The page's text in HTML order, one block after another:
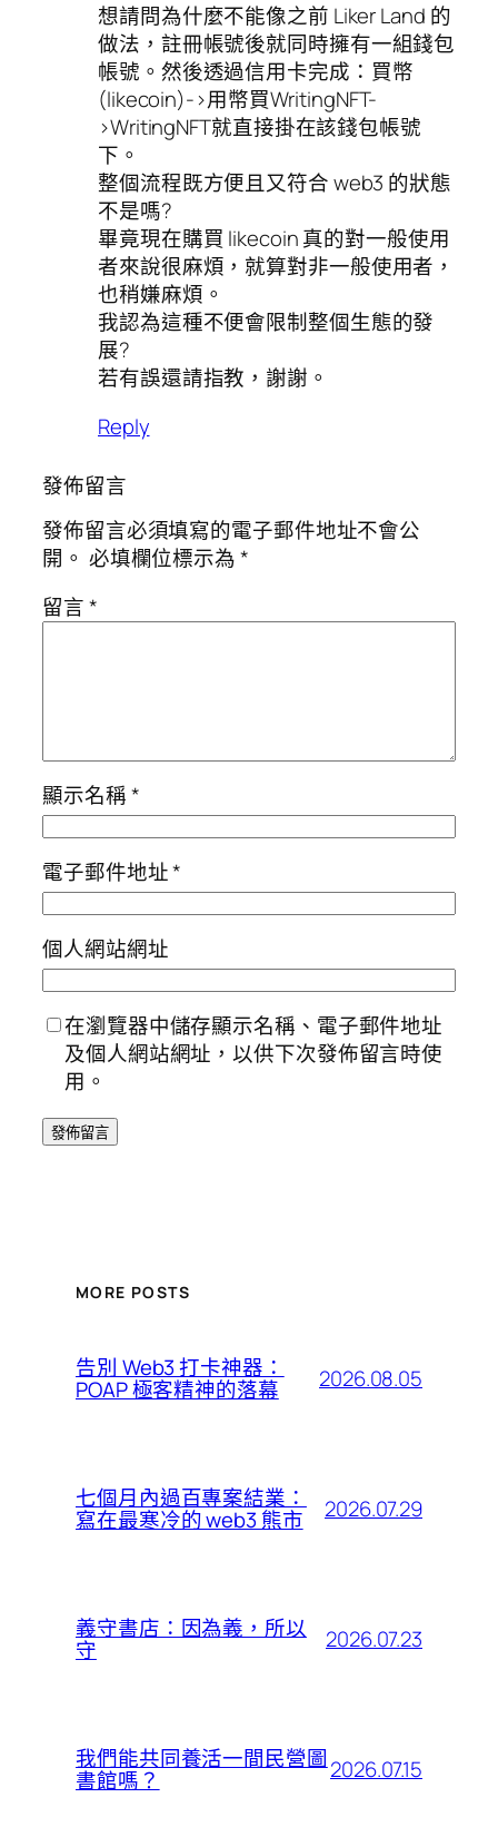
想請問為什麼不能像之前 Liker Land 的
做法，註冊帳號後就同時擁有一組錢包
帳號。然後透過信用卡完成：買幣
(likecoin)->用幣買WritingNFT-
>WritingNFT就直接掛在該錢包帳號
下。
整個流程既方便且又符合 web3 的狀態
不是嗎?
畢竟現在購買 likecoin 真的對一般使用
者來說很麻煩，就算對非一般使用者，
也稍嫌麻煩。
我認為這種不便會限制整個生態的發
展?
若有誤還請指教，謝謝。
Reply
發佈留言
發佈留言必須填寫的電子郵件地址不會公
開。 必填欄位標示為*
留言*
顯示名稱*
電子郵件地址*
個人網站網址
在瀏覽器中儲存顯示名稱、電子郵件地址
及個人網站網址，以供下次發佈留言時使
用。
MORE POSTS
告別 Web3 打卡神器：
POAP 極客精神的落幕 2026.08.05
七個月內過百專案結業：
寫在最寒冷的 web3 熊市 2026.07.29
義守書店：因為義，所以
守 2026.07.23
我們能共同養活一間民營圖
書館嗎？ 2026.07.15